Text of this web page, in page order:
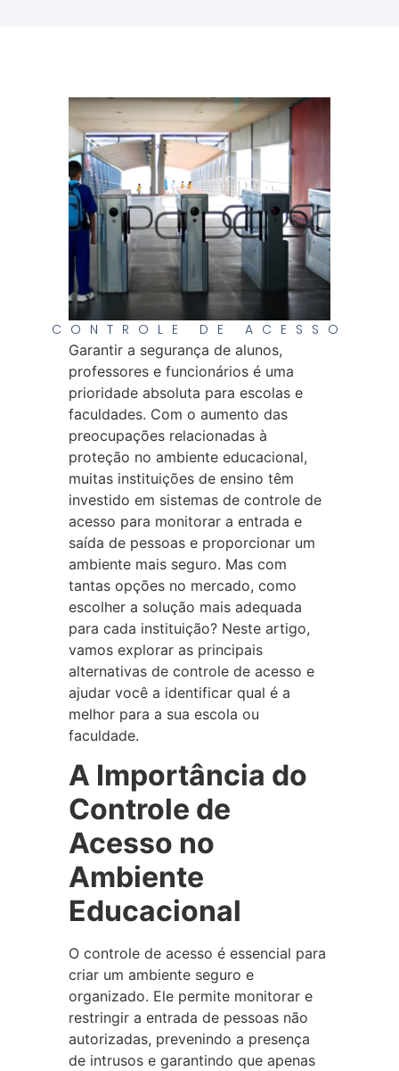
CONTROLE DE ACESSO
Garantir a segurança de alunos,
professores e funcionários é uma
prioridade absoluta para escolas e
faculdades. Com o aumento das
preocupações relacionadas à
proteção no ambiente educacional,
muitas instituições de ensino têm
investido em sistemas de controle de
acesso para monitorar a entrada e
saída de pessoas e proporcionar um
ambiente mais seguro. Mas com
tantas opções no mercado, como
escolher a solução mais adequada
para cada instituição? Neste artigo,
vamos explorar as principais
alternativas de controle de acesso e
ajudar você a identificar qual é a
melhor para a sua escola ou
faculdade.
A Importância do
Controle de
Acesso no
Ambiente
Educacional
O controle de acesso é essencial para
criar um ambiente seguro e
organizado. Ele permite monitorar e
restringir a entrada de pessoas não
autorizadas, prevenindo a presença
de intrusos e garantindo que apenas